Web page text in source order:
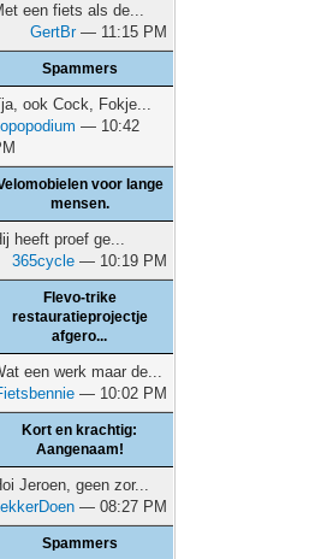
een fiets als de...
GertBr— 11:15 PM
Spammers
ook Cock, Fokje...
— 10:42
voor lange
mensen.
heeft proef ge...
365cycle — 10:19 PM
Flevo-trike
restauratieprojectje
afgero...
een werk maar de...
— 10:02 PM
Kort en krachtig:
Aangenaam!
Jeroen, geen zor...
— 08:27 PM
Spammers